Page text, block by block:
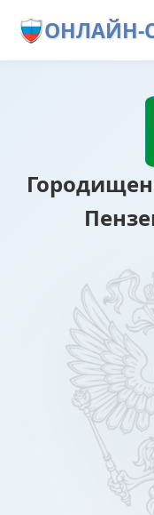
ОНЛАЙН-